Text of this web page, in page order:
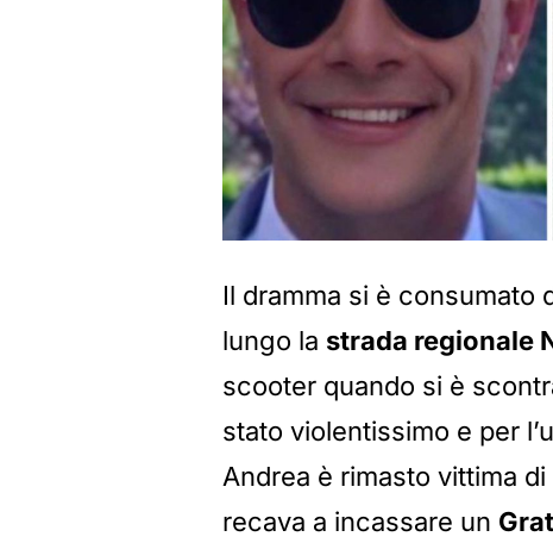
Il dramma si è consumato
lungo la strada regionale
scooter quando si è
stato violentissimo e per
Andrea è rimasto vittima di
recava a incassare un